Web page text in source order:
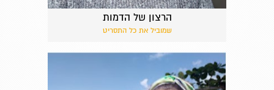
הרצון של הדמות
שמוביל את כל התסריט